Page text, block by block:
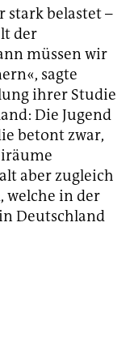
stark belastet –
der
müssen wir
sagte
ihrer Studie
Die Jugend
betont zwar,
aber zugleich
welche in der
Deutschland